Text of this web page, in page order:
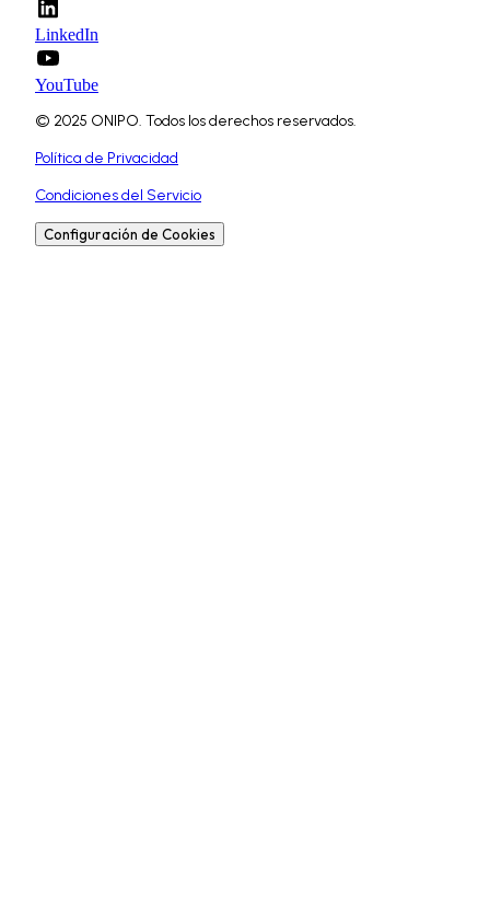
LinkedIn
YouTube
© 2025 ONIPO. Todos los derechos reservados.
Política de Privacidad
Condiciones del Servicio
Configuración de Cookies